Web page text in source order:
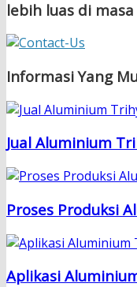
lebih luas di
Informasi Yang
Jual Aluminium
Proses Produksi
Aplikasi